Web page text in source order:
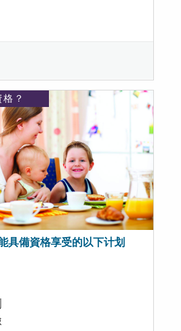
？
具備資格享受的以下计划